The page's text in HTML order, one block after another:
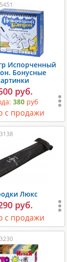
Испорченный
Бонусные
руб.
380руб
с продажи
Люкс
руб.
с продажи